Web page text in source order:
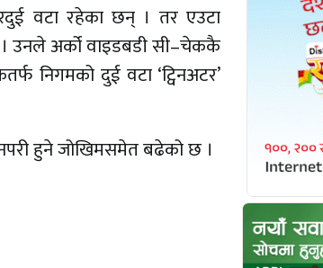
वटा रहेका छन् । तर एउटा
। उनले अर्को वाइडबडी सी–चेककै
निगमको दुई वटा ‘ट्विनअटर’
हुने जोखिमसमेत बढेको छ ।